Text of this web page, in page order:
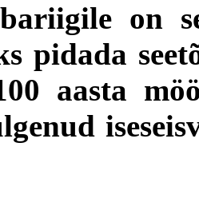
on
pidada
aasta